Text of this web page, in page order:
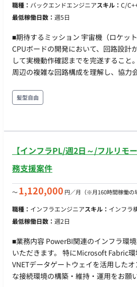
職種： バックエンドエンジニアスキル： C/
最低稼働日数： 週5日
■期待するミッション 宇宙機（ロケッ
CPUボードの開発において、回路設計
して実機動作確認までを完遂すること
周辺の複雑な回路構成を理解し、協力
りに進行させることが求められます。 ■担当工程（業務範囲）
詳細設計（回路図作成） → 部品選定
討： 必要なインターフェースや処理
AW設計依頼（重要）： 外注あるいは
し、配置・配線の制約（インピーダンス指
を用いたハードウェアレベルの動作確
バッグ。 ■開発環境 ・言語： Verilog HDL / VHDL（FPGA用）、
C / C++（組み込みソフト用）、Python
Baremetal（OSなし） ・インフラ：
Vivado (AMD/Xilinx), OrCAD / Altium
Term, オシロスコープ, ロジックアナライザ ■働き方 ・週
時間、平日日中の稼働 ・錦糸町オフィ
髪型自由
【インフラPL/週2日～/フルリモ
務支援案件
〜1,120,000 円／月 （※月160時間稼働の
職種： インフラエンジニアスキル： インフラ
最低稼働日数： 週2日
■業務内容 PowerBI関連のインフラ環
いただきます。 特にMicrosoft Fabric
VNETデータゲートウェイを活用した
な接続環境の構築・維持・運用をお願